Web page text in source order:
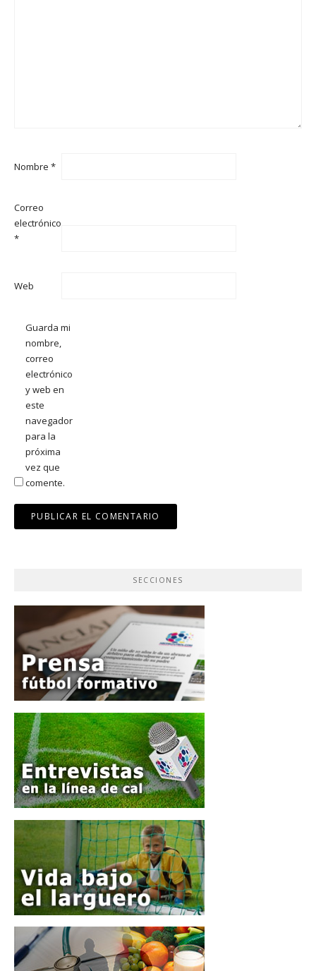
Nombre *
Correo
electrónico
*
Web
Guarda mi
nombre,
correo
electrónico
y web en
este
navegador
para la
próxima
vez que
comente.
SECCIONES